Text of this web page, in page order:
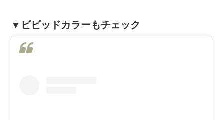
▼ビビッドカラーもチェック